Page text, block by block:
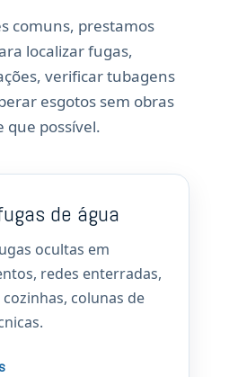
comuns, prestamos
localizar fugas,
verificar tubagens
esgotos sem obras
que possível.
de água
ocultas em
redes enterradas,
colunas de